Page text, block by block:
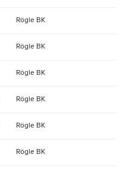
Rögle BK
Rögle BK
Rögle BK
Rögle BK
Rögle BK
Rögle BK